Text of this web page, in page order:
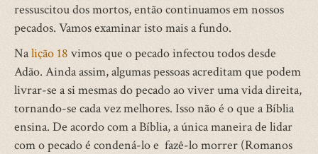
ressuscitou dos mortos, então continuamos em nossos
pecados. Vamos examinar isto mais a fundo.
Nalição 18 vimos que o pecado infectou todos desde
Adão. Ainda assim, algumas pessoas acreditam que podem
livrar-se a si mesmas do pecado ao viver uma vida direita,
tornando-se cada vez melhores. Isso não é o que a Bíblia
ensina. De acordo com a Bíblia, a única maneira de lidar
com o pecado é condená-lo e fazê-lo morrer (Romanos